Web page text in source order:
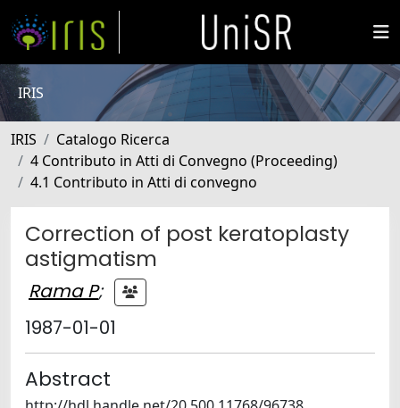
IRIS
IRIS
Catalogo Ricerca
4 Contributo in Atti di Convegno (Proceeding)
4.1 Contributo in Atti di convegno
Correction of post keratoplasty
astigmatism
Rama P;
1987-01-01
Abstract